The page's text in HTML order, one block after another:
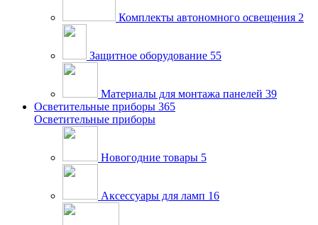
Комплекты автономного освещения 2
Защитное оборудование 55
Материалы для монтажа панелей 39
Осветительные приборы 365
Осветительные приборы
Новогодние товары 5
Аксессуары для ламп 16